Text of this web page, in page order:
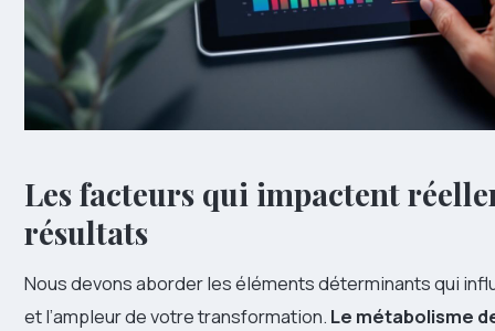
Les facteurs qui impactent
résultats
Nous devons aborder les éléments déterminants qui
et l’ampleur de votre transformation. Le métabolisme